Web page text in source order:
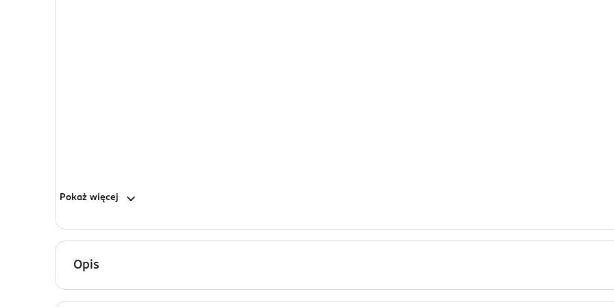
Pokaż więcej
Opis
Męska woda toaletowa Nou Eclipse to kompozycja stworzona dla mężczyzn, którzy preferują świeże aromaty,